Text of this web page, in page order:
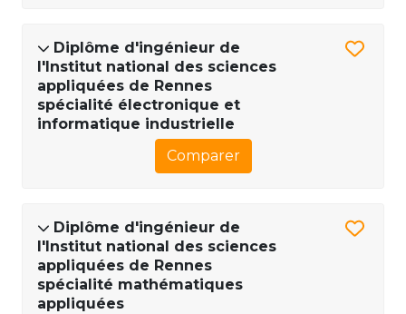
Diplôme d'ingénieur de
l'Institut national des sciences
appliquées de Rennes
spécialité électronique et
informatique industrielle
Comparer
Diplôme d'ingénieur de
l'Institut national des sciences
appliquées de Rennes
spécialité mathématiques
appliquées